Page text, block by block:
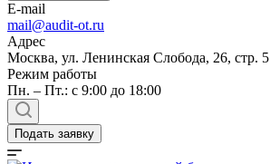
E-mail
mail@audit-ot.ru
Адрес
Москва, ул. Ленинская Слобода, 26, стр. 5
Режим работы
Пн. – Пт.: с 9:00 до 18:00
Подать заявку